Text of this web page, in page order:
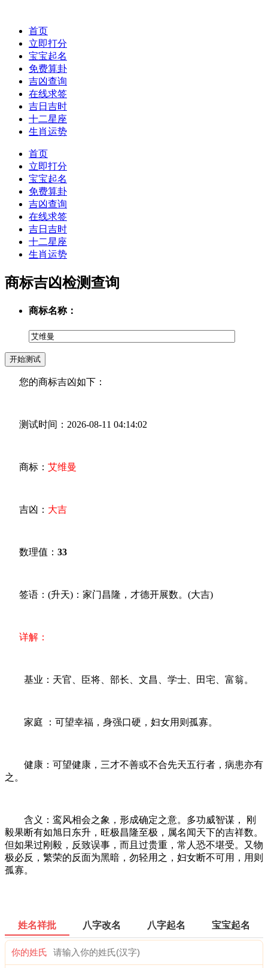
首页
立即打分
宝宝起名
免费算卦
吉凶查询
在线求签
吉日吉时
十二星座
生肖运势
首页
立即打分
宝宝起名
免费算卦
吉凶查询
在线求签
吉日吉时
十二星座
生肖运势
商标吉凶检测查询
商标名称：
您的商标吉凶如下：
测试时间：2026-08-11 04:14:02
商标： 艾维曼
吉凶： 大吉
数理值： 33
签语：(升天)：家门昌隆，才德开展数。(大吉)
详解：
基业：天官、臣将、部长、文昌、学士、田宅、富翁。
家庭 ：可望幸福，身强口硬，妇女用则孤寡。
健康：可望健康，三才不善或不合先天五行者，病患亦有
之。
含义：鸾风相会之象，形成确定之意。多功威智谋， 刚
毅果断有如旭日东升，旺极昌隆至极，属名闻天下的吉祥数。
但如果过刚毅，反致误事，而且过贵重，常人恐不堪受。又物
极必反，繁荣的反面为黑暗，勿轻用之，妇女断不可用，用则
孤寡。
姓名祥批 八字改名 八字起名 宝宝起名
你的姓氏